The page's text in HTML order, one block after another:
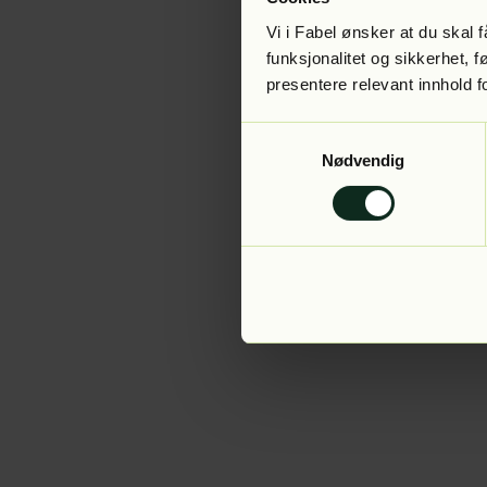
Vi i Fabel ønsker at du skal
funksjonalitet og sikkerhet,
presentere relevant innhold
Nødvendig
Application